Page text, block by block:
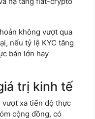
không vượt qua
nếu tỷ lệ KYC tăng
bán lớn hay
trị kinh tế
xa tiến độ thực
cộng đồng, có